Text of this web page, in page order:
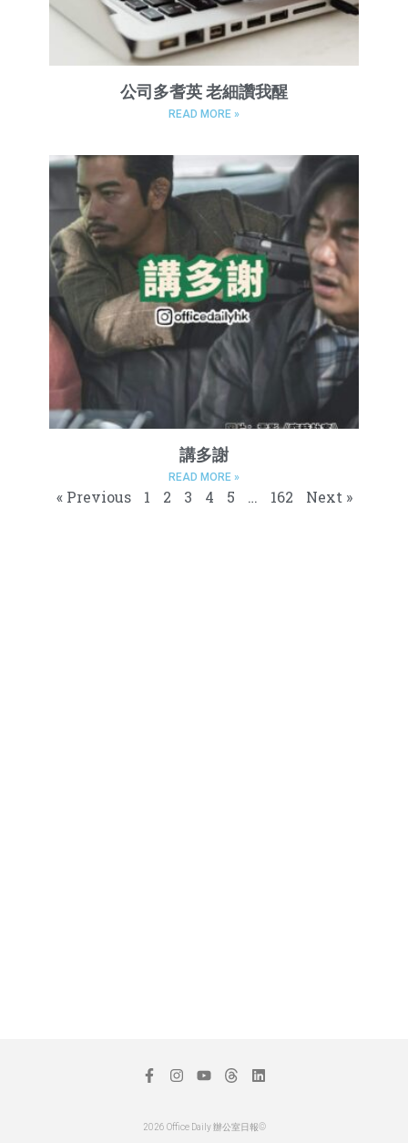
公司多耆英 老細讚我醒
READ MORE »
講多謝
READ MORE »
« Previous 1 2 3 4 5 … 162 Next »
2026 Office Daily 辦公室日報©